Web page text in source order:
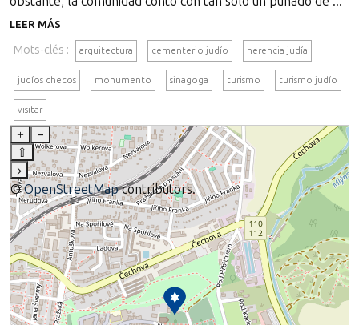
LEER MÁS
Mots-clés : arquitectura cementerio judío herencia judía
judíos checos monumento sinagoga turismo turismo judío
visitar
+
–
⇧
›
©OpenStreetMapcontributors.